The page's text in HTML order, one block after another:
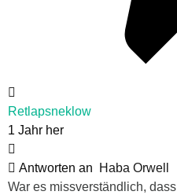
Retlapsneklow
1 Jahr her
Antworten an
Haba Orwell
War es missverständlich,